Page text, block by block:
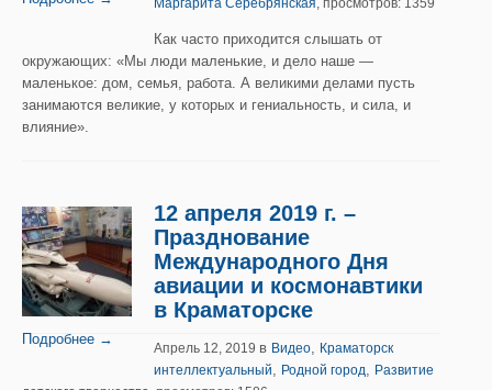
Маргарита Серебрянская , просмотров: 1359
Как часто приходится слышать от
окружающих: «Мы люди маленькие, и дело наше —
маленькое: дом, семья, работа. А великими делами пусть
занимаются великие, у которых и гениальность, и сила, и
влияние».
Подробнее →
12 апреля 2019 г. –
Празднование
Международного Дня
авиации и космонавтики
в Краматорске
Апрель 12, 2019 в Видео, Краматорск
интеллектуальный, Родной город, Развитие